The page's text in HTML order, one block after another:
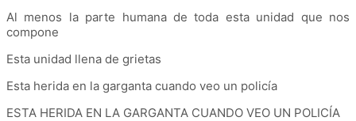
Al menos la parte humana de toda esta unidad que nos
compone
Esta unidad llena de grietas
Esta herida en la garganta cuando veo un policía
ESTA HERIDA EN LA GARGANTA CUANDO VEO UN POLICÍA